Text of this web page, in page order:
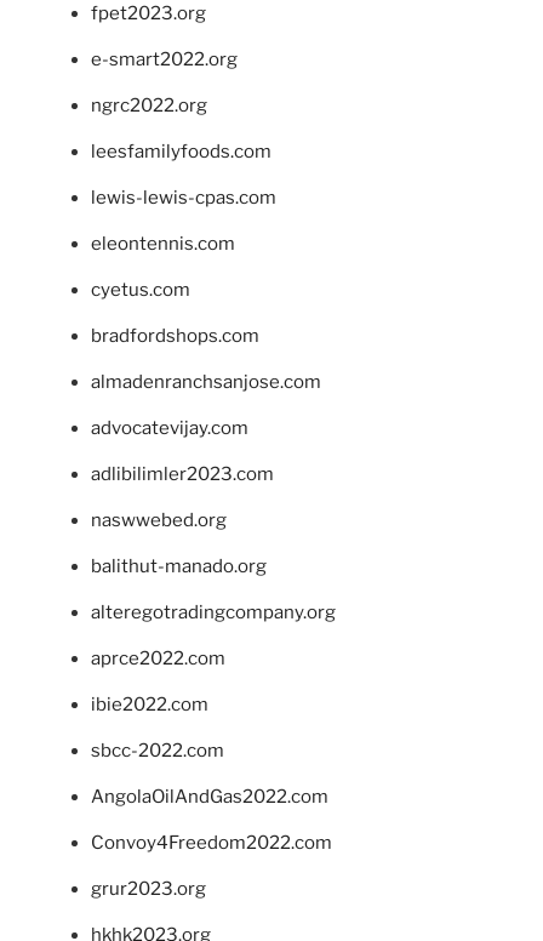
fpet2023.org
e-smart2022.org
ngrc2022.org
leesfamilyfoods.com
lewis-lewis-cpas.com
eleontennis.com
cyetus.com
bradfordshops.com
almadenranchsanjose.com
advocatevijay.com
adlibilimler2023.com
naswwebed.org
balithut-manado.org
alteregotradingcompany.org
aprce2022.com
ibie2022.com
sbcc-2022.com
AngolaOilAndGas2022.com
Convoy4Freedom2022.com
grur2023.org
hkhk2023.org